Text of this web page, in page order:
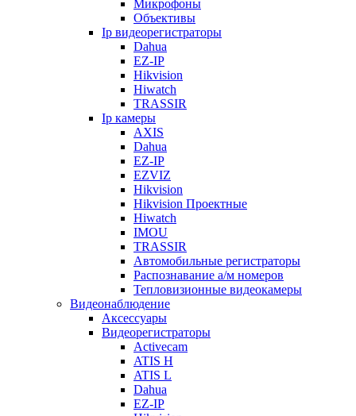
Микрофоны
Объективы
Ip видеорегистраторы
Dahua
EZ-IP
Hikvision
Hiwatch
TRASSIR
Ip камеры
AXIS
Dahua
EZ-IP
EZVIZ
Hikvision
Hikvision Проектные
Hiwatch
IMOU
TRASSIR
Автомобильные регистраторы
Распознавание а/м номеров
Тепловизионные видеокамеры
Видеонаблюдение
Аксессуары
Видеорегистраторы
Activecam
ATIS H
ATIS L
Dahua
EZ-IP